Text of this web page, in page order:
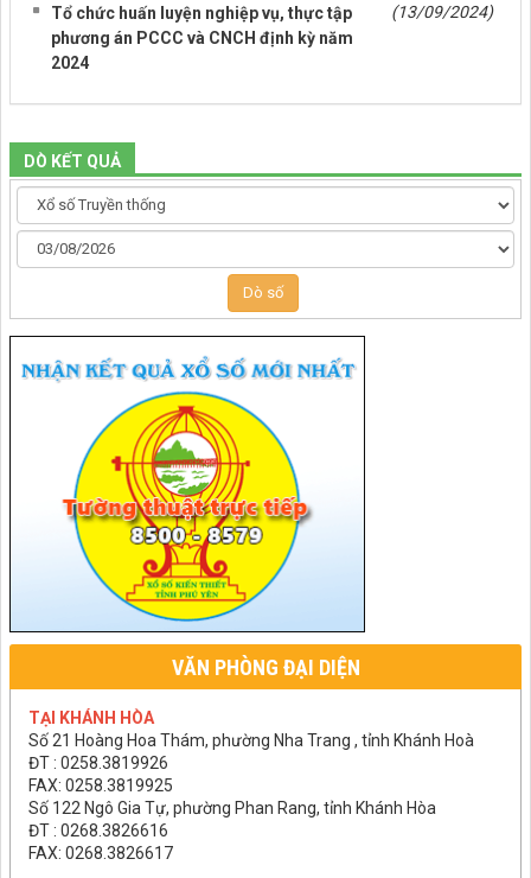
Tổ chức huấn luyện nghiệp vụ, thực tập
phương án PCCC và CNCH định kỳ năm
2024
(13/09/2024)
DÒ KẾT QUẢ
Dò số
VĂN PHÒNG ĐẠI DIỆN
TẠI KHÁNH HÒA
Số 21 Hoàng Hoa Thám, phường Nha Trang , tỉnh Khánh Hoà
ĐT : 0258.3819926
FAX: 0258.3819925
Số 122 Ngô Gia Tự, phường Phan Rang, tỉnh Khánh Hòa
ĐT : 0268.3826616
FAX: 0268.3826617